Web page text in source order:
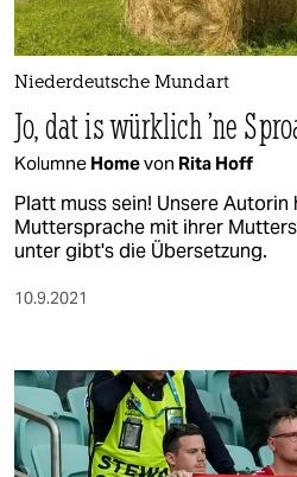
nord
wahrheit
verlag
verlag
veranstaltungen
shop
unterstützen
abo
Niederdeutsche Mundart
Jo, dat is würklich ’ne
Kolumne Homevon Rita Hoff
Platt muss sein! Unsere Autorin
Muttersprache mit ihrer
unter gibt's die Übersetzung.
10.9.2021